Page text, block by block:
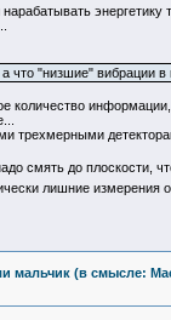
"низшие" вибрации в
количество
смять до плоскости,
лишние измерения
мальчик (в смысле: